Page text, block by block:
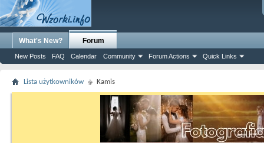
What's New? Forum
New Posts FAQ Calendar Community Forum Actions Quick Links
Lista użytkowników Kamis